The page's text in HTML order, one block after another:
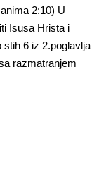
2:10) U
Isusa Hrista i
6 iz 2.poglavlja
razmatranjem